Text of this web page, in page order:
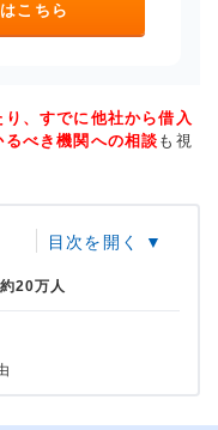
こちら
、すでに他社から借入
べき機関への相談 も視
20万人